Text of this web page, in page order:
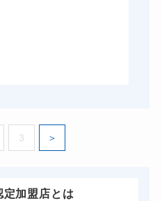
3
加盟店とは